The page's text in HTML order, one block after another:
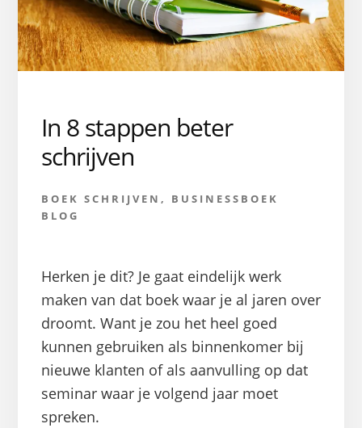
In 8 stappen beter
schrijven
BOEK SCHRIJVEN , BUSINESSBOEK
BLOG
Herken je dit? Je gaat eindelijk werk
maken van dat boek waar je al jaren over
droomt. Want je zou het heel goed
kunnen gebruiken als binnenkomer bij
nieuwe klanten of als aanvulling op dat
seminar waar je volgend jaar moet
spreken.